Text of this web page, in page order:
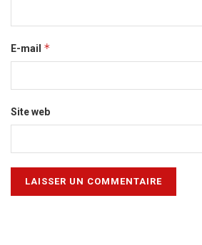
E-mail *
Site web